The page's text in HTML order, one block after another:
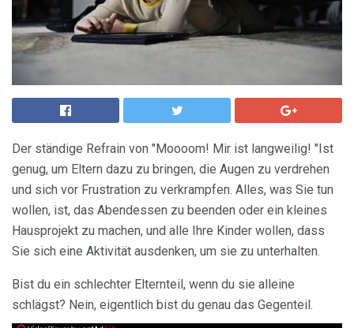
Der ständige Refrain von "Moooom! Mir ist langweilig! "Ist
genug, um Eltern dazu zu bringen, die Augen zu verdrehen
und sich vor Frustration zu verkrampfen. Alles, was Sie tun
wollen, ist, das Abendessen zu beenden oder ein kleines
Hausprojekt zu machen, und alle Ihre Kinder wollen, dass
Sie sich eine Aktivität ausdenken, um sie zu unterhalten.
Bist du ein schlechter Elternteil, wenn du sie alleine
schlägst? Nein, eigentlich bist du genau das Gegenteil.